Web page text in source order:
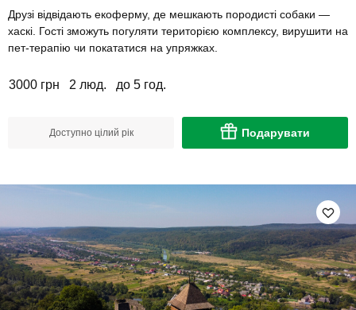
Друзі відвідають екоферму, де мешкають породисті собаки —
хаскі. Гості зможуть погуляти територією комплексу, вирушити на
пет-терапію чи покататися на упряжках.
3000 грн 2 люд. до 5 год.
Доступно цілий рік Подарувати